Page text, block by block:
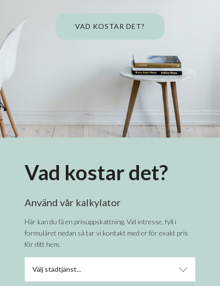
VAD KOSTAR DET?
Vad kostar det?
Använd vår kalkylator
Här kan du få en prisuppskattning. Vid intresse, fyll i
formuläret nedan så tar vi kontakt med er för exakt pris
för ditt hem.
Välj städtjänst...